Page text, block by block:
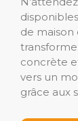
de maison
concrète
vers un
grâce aux